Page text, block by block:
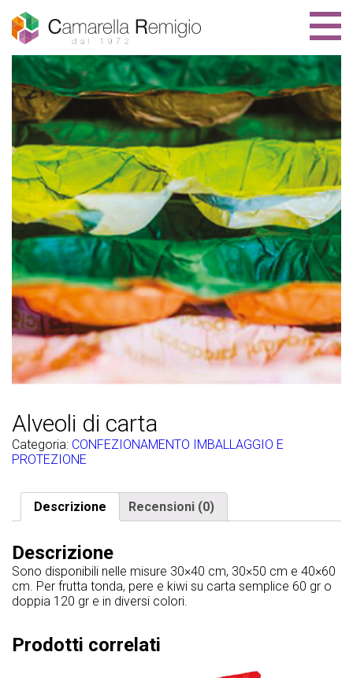
Alveoli di carta
Categoria: CONFEZIONAMENTO IMBALLAGGIO E
PROTEZIONE
Descrizione Recensioni (0)
Descrizione
Sono disponibili nelle misure 30×40 cm, 30×50 cm e 40×60
cm. Per frutta tonda, pere e kiwi su carta semplice 60 gr o
doppia 120 gr e in diversi colori.
Prodotti correlati